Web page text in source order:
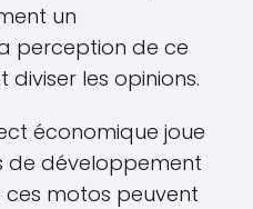
un
perception de ce
les opinions.
économique joue
de développement
motos peuvent